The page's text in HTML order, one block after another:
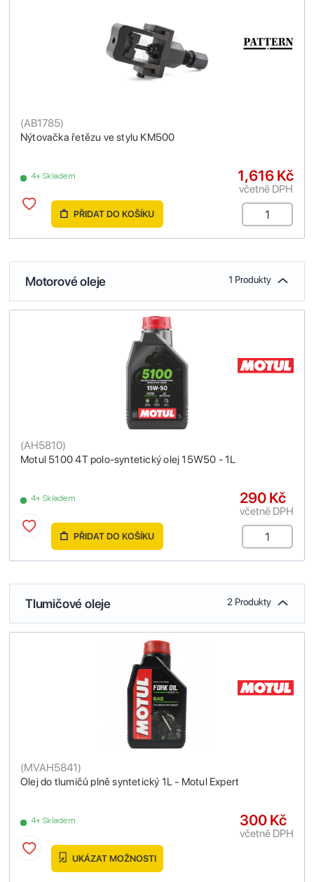
Nýtovačka řetězu ve stylu KM500
(AB1785)
4+ Skladem 1,616 Kč
včetně DPH
PŘIDAT DO KOŠÍKU
Motorové oleje 1 Produkty
Motul 5100 4T polo-syntetický olej 15W50 - 1L
(AH5810)
4+ Skladem 290 Kč
včetně DPH
PŘIDAT DO KOŠÍKU
Tlumičové oleje 2 Produkty
Olej do tlumičů plně syntetický 1L - Motul Expert
(MVAH5841)
4+ Skladem 300 Kč
včetně DPH
UKÁZAT MOŽNOSTI